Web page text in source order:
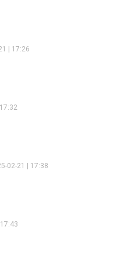
| 17:26
02-21 | 17:38